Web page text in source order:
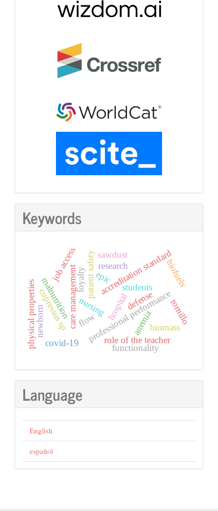
Keywords
care managementpatient safety
nursing hospital
professional performance
role of the teacher
job access accreditation standard
research
anemia
malnutrition
cupressus sp
physical properties
biofuels
biomass
tornillo
sawdust
students
flow
functionality
loyalty epic
defense
newborn
covid-19
Language
English
español